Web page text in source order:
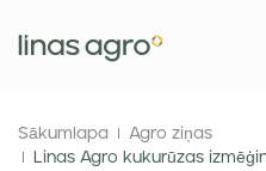
Sākumlapa
Agro ziņas
Linas Agro kukurūzas